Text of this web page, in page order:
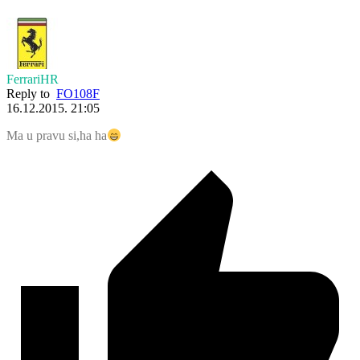
FerrariHR
Reply to FO108F
16.12.2015. 21:05
Ma u pravu si,ha ha